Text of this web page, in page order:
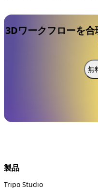
3Dワークフローを
無
製品
Tripo Studio